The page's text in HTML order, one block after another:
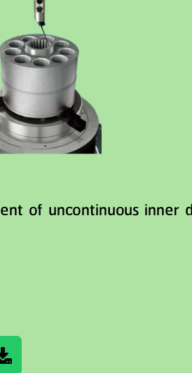
of uncontinuous inner